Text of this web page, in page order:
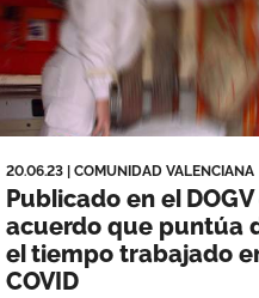
20.06.23 |COMUNIDAD VALENCIANA
Publicado en el DOGV
acuerdo que puntúa
el tiempo trabajado
COVID